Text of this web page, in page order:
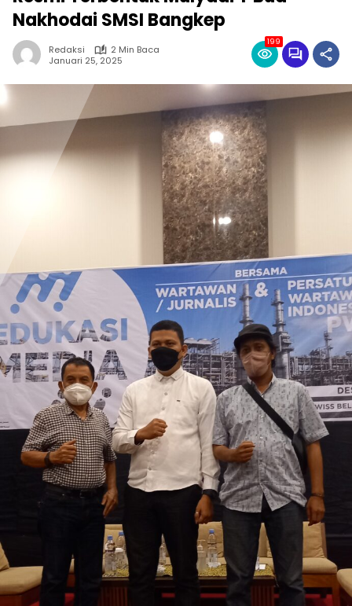
Nakhodai SMSI Bangkep
Redaksi
2 Min Baca
Januari 25, 2025
199